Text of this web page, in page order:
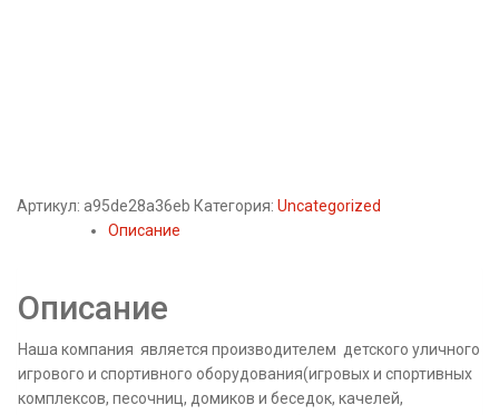
Артикул: a95de28a36eb Категория: Uncategorized
Описание
Описание
Наша компания является производителем детского уличного
игрового и спортивного оборудования(игровых и спортивных
комплексов, песочниц, домиков и беседок, качелей,